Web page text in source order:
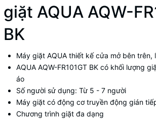
giặt AQUA AQW-
BK
Máy giặt AQUA thiết kế cửa mở bên trên,
AQUA AQW-FR101GT BK có khối lượng
áo
Số người sử dụng: Từ 5 - 7 người
Máy giặt có động cơ truyền động gián
Chương trình giặt đa dạng